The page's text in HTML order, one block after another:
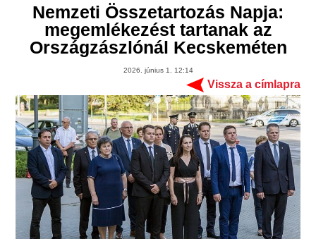
Nemzeti Összetartozás Napja:
megemlékezést tartanak az
Országzászlónál Kecskeméten
2026. június 1. 12:14
Vissza a címlapra